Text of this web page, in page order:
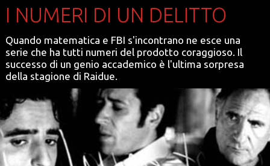
I NUMERI DI UN DELITTO
Quando matematica e FBI s'incontrano ne esce una
serie che ha tutti numeri del prodotto coraggioso. Il
successo di un genio accademico è l'ultima sorpresa
della stagione di Raidue.